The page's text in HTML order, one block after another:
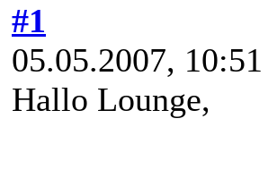
#1
05.05.2007, 10:51
Hallo Lounge,